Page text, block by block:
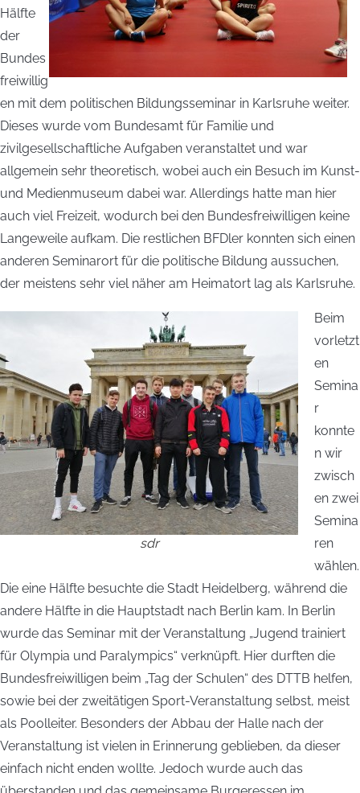
Hälfte
der
Bundes
freiwillig
en mit dem politischen Bildungsseminar in Karlsruhe weiter.
Dieses wurde vom Bundesamt für Familie und
zivilgesellschaftliche Aufgaben veranstaltet und war
allgemein sehr theoretisch, wobei auch ein Besuch im Kunst-
und Medienmuseum dabei war. Allerdings hatte man hier
auch viel Freizeit, wodurch bei den Bundesfreiwilligen keine
Langeweile aufkam. Die restlichen BFDler konnten sich einen
anderen Seminarort für die politische Bildung aussuchen,
der meistens sehr viel näher am Heimatort lag als Karlsruhe.
sdr
Beim
vorletzt
en
Semina
r
konnte
n wir
zwisch
en zwei
Semina
ren
wählen.
Die eine Hälfte besuchte die Stadt Heidelberg, während die
andere Hälfte in die Hauptstadt nach Berlin kam. In Berlin
wurde das Seminar mit der Veranstaltung „Jugend trainiert
für Olympia und Paralympics“ verknüpft. Hier durften die
Bundesfreiwilligen beim „Tag der Schulen“ des DTTB helfen,
sowie bei der zweitätigen Sport-Veranstaltung selbst, meist
als Poolleiter. Besonders der Abbau der Halle nach der
Veranstaltung ist vielen in Erinnerung geblieben, da dieser
einfach nicht enden wollte. Jedoch wurde auch das